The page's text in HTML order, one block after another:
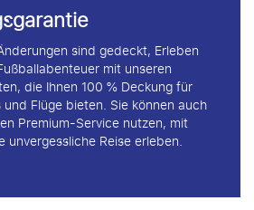
sind gedeckt, Erleben
mit unseren
die Ihnen 100 % Deckung für
Flüge bieten. Sie können auch
Premium-Service nutzen, mit
unvergessliche Reise erleben.